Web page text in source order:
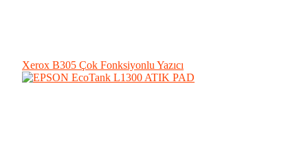
Xerox B305 Çok Fonksiyonlu Yazıcı